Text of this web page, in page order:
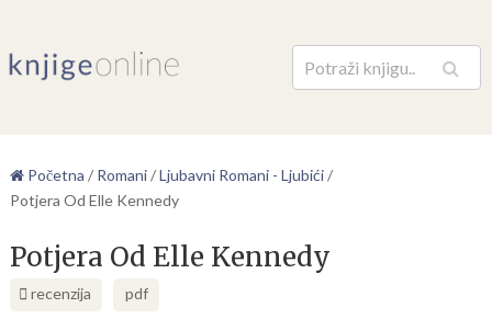
Pretraga
Početna / Romani/Ljubavni Romani - Ljubići/
Potjera Od Elle Kennedy
Potjera Od Elle Kennedy
recenzija
pdf